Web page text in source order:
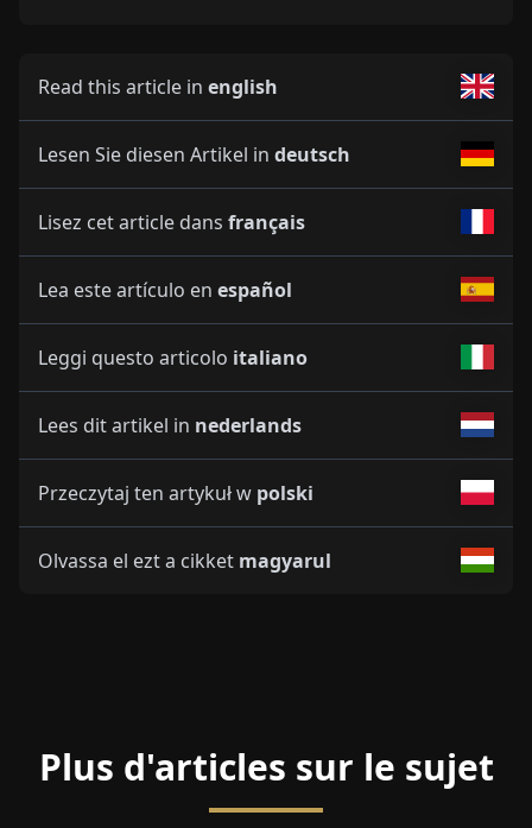
Read this article in english
Lesen Sie diesen Artikel in deutsch
Lisez cet article dans français
Lea este artículo en español
Leggi questo articolo italiano
Lees dit artikel in nederlands
Przeczytaj ten artykuł w polski
Olvassa el ezt a cikket magyarul
Plus d'articles sur le sujet